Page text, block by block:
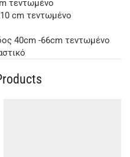
τεντωμένο
cm τεντωμένο
40cm -66cm τεντωμένο